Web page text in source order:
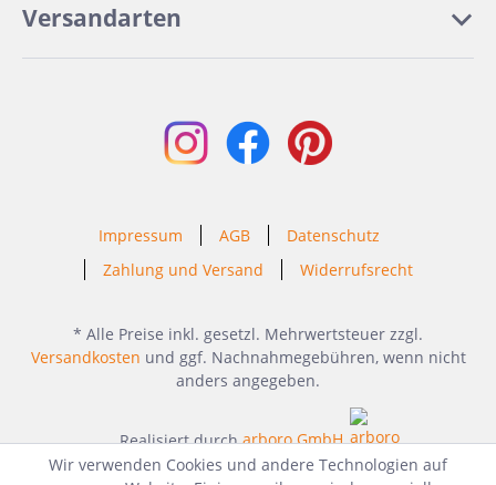
Versandarten
Impressum AGB
Datenschutz
Zahlung und Versand
Widerrufsrecht
* Alle Preise inkl. gesetzl. Mehrwertsteuer zzgl.
Versandkosten und ggf. Nachnahmegebühren, wenn nicht
anders angegeben.
Realisiert durcharboro GmbH
Wir verwenden Cookies und andere Technologien auf